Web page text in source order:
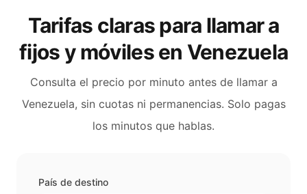
Tarifas claras para llamar a
fijos y móviles en Venezuela
Consulta el precio por minuto antes de llamar a
Venezuela, sin cuotas ni permanencias. Solo pagas
los minutos que hablas.
País de destino